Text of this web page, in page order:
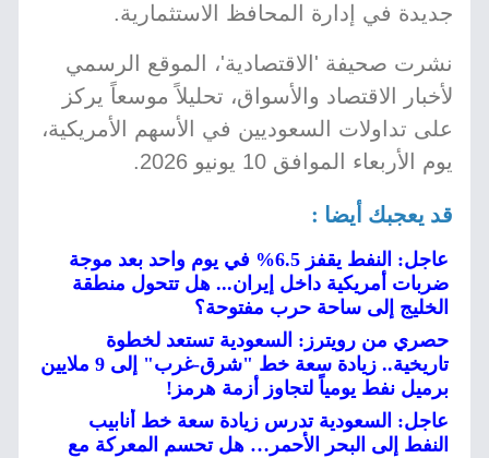
جديدة في إدارة المحافظ الاستثمارية.
نشرت صحيفة 'الاقتصادية'، الموقع الرسمي
لأخبار الاقتصاد والأسواق، تحليلاً موسعاً يركز
على تداولات السعوديين في الأسهم الأمريكية،
يوم الأربعاء الموافق 10 يونيو 2026.
قد يعجبك أيضا :
عاجل: النفط يقفز 6.5% في يوم واحد بعد موجة
ضربات أمريكية داخل إيران... هل تتحول منطقة
الخليج إلى ساحة حرب مفتوحة؟
حصري من رويترز: السعودية تستعد لخطوة
تاريخية.. زيادة سعة خط "شرق-غرب" إلى 9 ملايين
برميل نفط يومياً لتجاوز أزمة هرمز!
عاجل: السعودية تدرس زيادة سعة خط أنابيب
النفط إلى البحر الأحمر… هل تحسم المعركة مع